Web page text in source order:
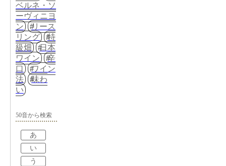
ベルネ・ソ
ーヴィニヨ
ン
リース
リング
特
級畑
日本
ワイン
辛
口
ワイン
法
味わ
い
50音から検索
あ
い
う